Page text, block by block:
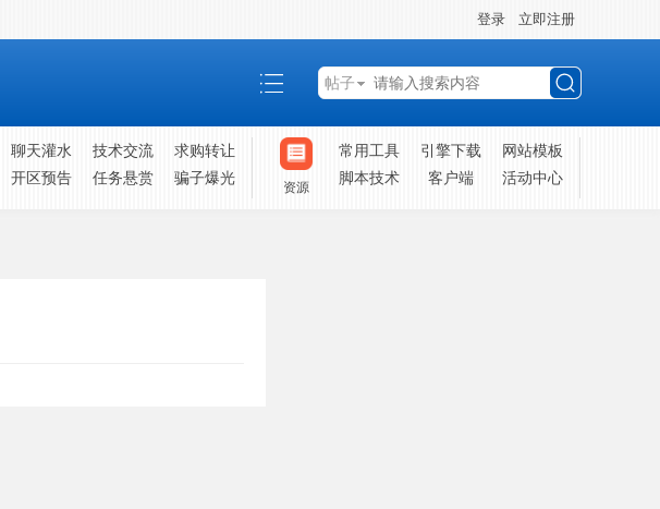
登录 立即注册
帖子
聊天灌水 技术交流
求购转让
开区预告
任务悬赏 骗子爆光
资源
常用工具 引擎下载
网站模板
脚本技术
客户端 活动中心